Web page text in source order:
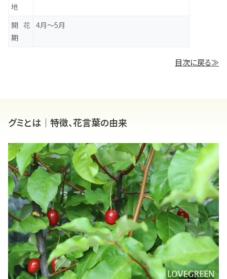
地
開花
期
4月～5月
目次に戻る≫
グミとは｜特徴、花言葉の由来